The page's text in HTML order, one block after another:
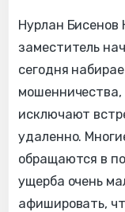
Нурлан Бисенов
заместитель
сегодня
исключают
удаленно.
обращаются в
ущерба очень
афишировать,